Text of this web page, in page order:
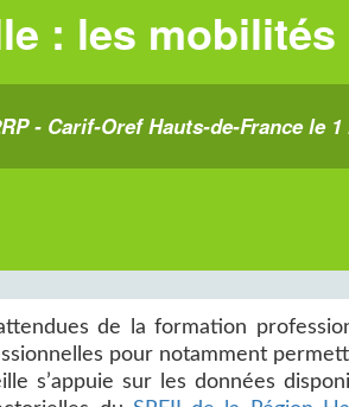
: les
- Carif-Oref Hauts-de-France le 1
de la formation
pour notamment
s’appuie sur les données